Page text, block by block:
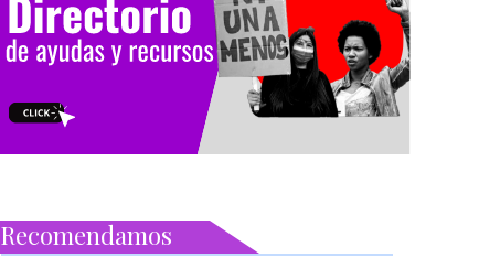
Recomendamos